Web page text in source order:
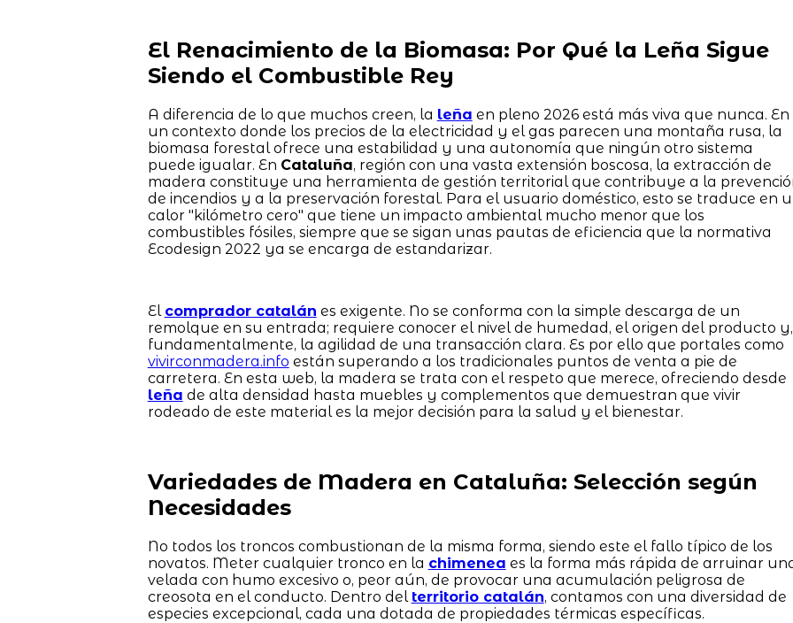
El Renacimiento de la Biomasa: Por Qué la Leña Sigue
Siendo el Combustible Rey
A diferencia de lo que muchos creen, la leña en pleno 2026 está más viva que nunca. En
un contexto donde los precios de la electricidad y el gas parecen una montaña rusa, la
biomasa forestal ofrece una estabilidad y una autonomía que ningún otro sistema
puede igualar. En Cataluña, región con una vasta extensión boscosa, la extracción de
madera constituye una herramienta de gestión territorial que contribuye a la
de incendios y a la preservación forestal. Para el usuario doméstico, esto se traduce en
calor "kilómetro cero" que tiene un impacto ambiental mucho menor que los
combustibles fósiles, siempre que se sigan unas pautas de eficiencia que la normativa
Ecodesign 2022 ya se encarga de estandarizar.
El comprador catalán es exigente. No se conforma con la simple descarga de un
remolque en su entrada; requiere conocer el nivel de humedad, el origen del producto y,
fundamentalmente, la agilidad de una transacción clara. Es por ello que portales como
vivirconmadera.info están superando a los tradicionales puntos de venta a pie de
carretera. En esta web, la madera se trata con el respeto que merece, ofreciendo desde
leña de alta densidad hasta muebles y complementos que demuestran que vivir
rodeado de este material es la mejor decisión para la salud y el bienestar.
Variedades de Madera en Cataluña: Selección según
Necesidades
No todos los troncos combustionan de la misma forma, siendo este el fallo típico de los
novatos. Meter cualquier tronco en la chimenea es la forma más rápida de arruinar
velada con humo excesivo o, peor aún, de provocar una acumulación peligrosa de
creosota en el conducto. Dentro del territorio catalán, contamos con una diversidad de
especies excepcional, cada una dotada de propiedades térmicas específicas.